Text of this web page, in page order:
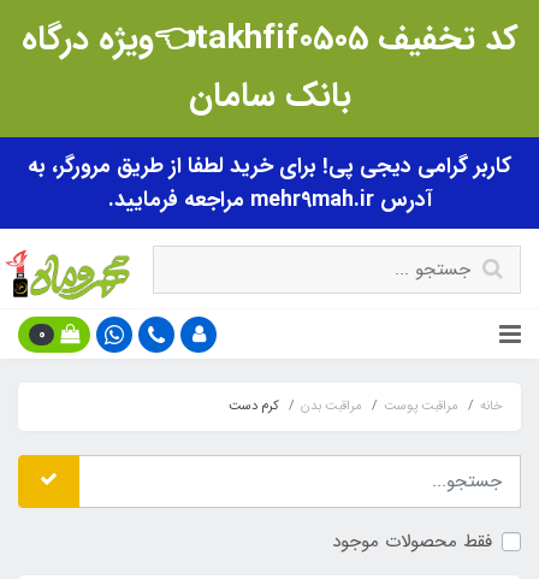
کد تخفیف takhfif0505👈ویژه درگاه
بانک سامان
کاربر گرامی دیجی پی! برای خرید لطفا از طریق مرورگر، به
آدرس mehr9mah.ir مراجعه فرمایید.
0
خانه مراقبت پوست مراقبت بدن کرم دست
فقط محصولات موجود